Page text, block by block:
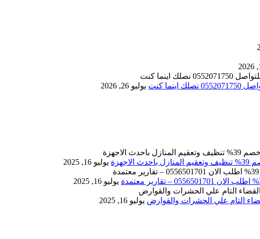
يوليو 26, 2026
يوليو 16, 2025
يوليو 16, 2025
يوليو 16, 2025